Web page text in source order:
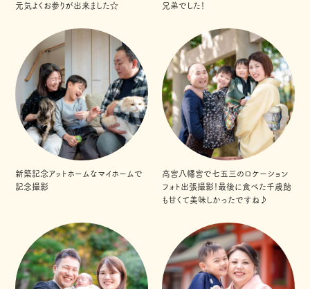
元気よくお参りが出来ました☆
兄弟でした！
新築記念アットホームなマイホームで
記念撮影
高宮八幡宮で七五三のロケーション
フォト出張撮影！最後に食べた千歳飴
も甘くて美味しかったですね♪